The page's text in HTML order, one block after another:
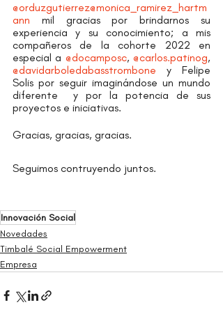
@orduzgutierrez@monica_ramirez_hartm
ann mil gracias por brindarnos su
experiencia y su conocimiento; a mis
compañeros de la cohorte 2022 en
especial a @docamposc, @carlos.patinog
@davidarboledabasstrombone y Felipe
Solis por seguir imaginándose un mundo
diferente  y por la potencia de sus
proyectos e iniciativas.
Gracias, gracias, gracias.
Seguimos contruyendo juntos.
Innovación Social
Novedades
Timbalé Social Empowerment
Empresa